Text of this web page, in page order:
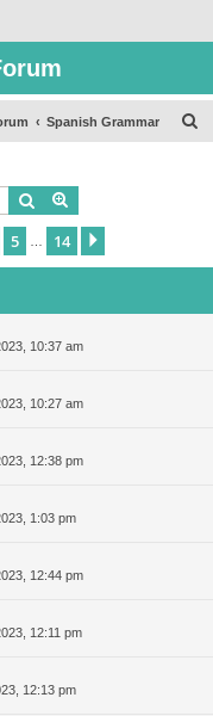
Spanish Grammar
Buscar
5 14
10:37 am
10:27 am
12:38 pm
1:03 pm
12:44 pm
12:11 pm
12:13 pm